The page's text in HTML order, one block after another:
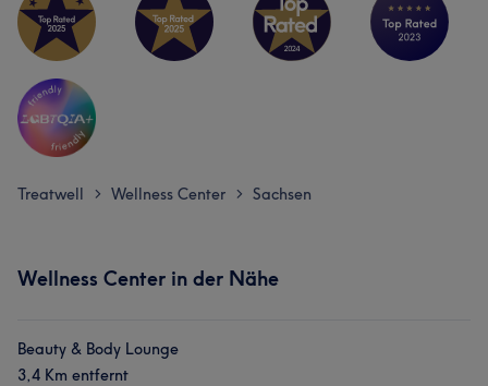
Treatwell > Wellness Center > Sachsen
Wellness Center in der Nähe
Beauty & Body Lounge
3,4 Km entfernt